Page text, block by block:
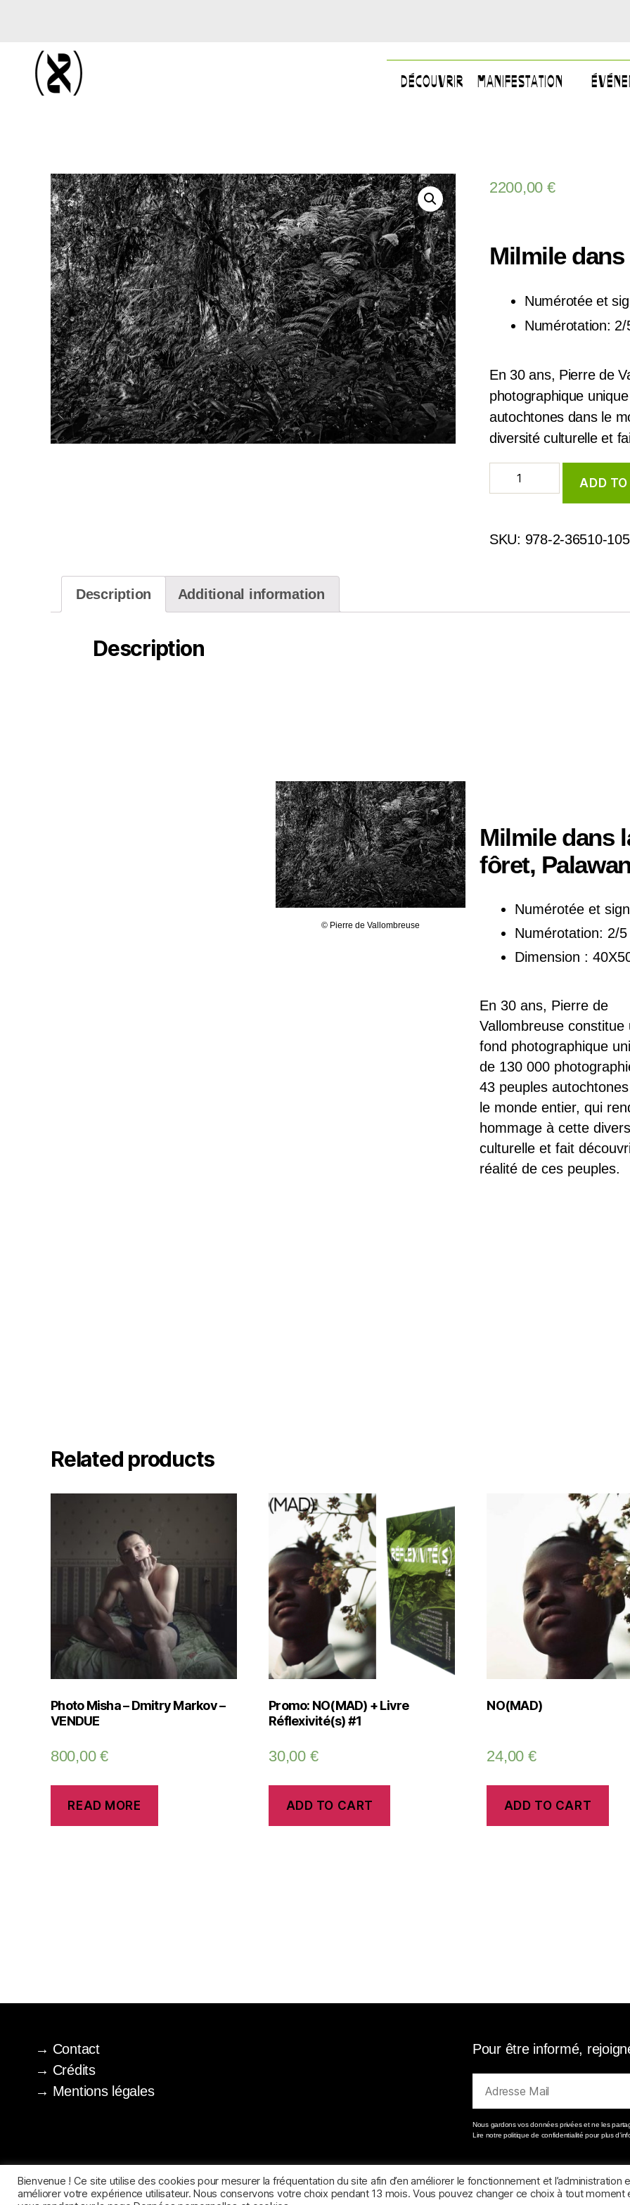
DÉCOUVRIR MANIFESTATION
2200,00 €
Milmile
Numérotée et
Numérotation: 2/
En 30 ans, Pierre de
photographique
autochtones dans le
diversité culturelle et
ADD
SKU: 978-2-36510-
Description Additional information
Description
© Pierre de Vallombreuse
Milmile dans
fôret,
Numérotée et
Numérotation: 2/5
Dimension :
En 30 ans, Pierre de
Vallombreuse constitue
fond photographique
de 130 000
43 peuples
le monde entier, qui
hommage à cette
culturelle et fait
réalité de ces peuples.
Related products
Photo Misha – Dmitry Markov –
VENDUE
800,00€
READ MORE
Promo: NO(MAD) + Livre
Réflexivité(s) #1
30,00 €
ADD TO CART
NO(MAD)
24,00 €
ADD TO CART
Contact
Crédits
Mentions légales
Pour être informé,
Nous gardons vos données privées et ne les
Lire notre politique de confidentialité pour plus
Bienvenue ! Ce site utilise des cookies pour mesurer la fréquentation du site afin d’en améliorer le fonctionnement et l’administration
améliorer votre expérience utilisateur. Nous conservons votre choix pendant 13 mois. Vous pouvez changer ce choix à tout moment